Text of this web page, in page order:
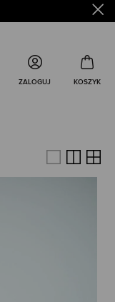
ZALOGUJ